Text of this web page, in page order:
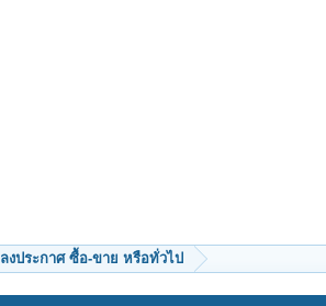
ลงประกาศ ซื้อ-ขาย หรือทั่วไป